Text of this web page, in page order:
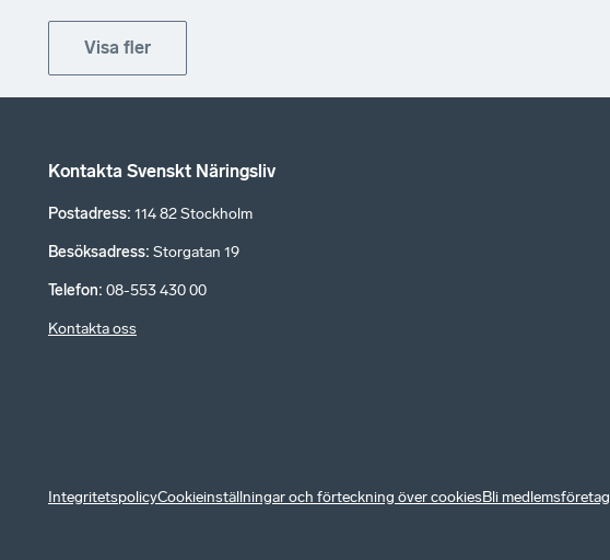
Visa fler
Kontakta Svenskt Näringsliv
Postadress: 114 82 Stockholm
Besöksadress: Storgatan 19
Telefon: 08-553 430 00
Kontakta oss
IntegritetspolicyCookieinställningar och förteckning över cookiesBli medlemsföretag